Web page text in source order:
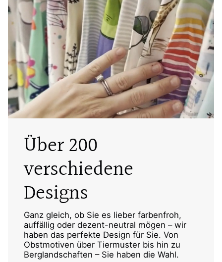
Über 200
verschiedene
Designs
Ganz gleich, ob Sie es lieber farbenfroh,
auffällig oder dezent-neutral mögen – wir
haben das perfekte Design für Sie. Von
Obstmotiven über Tiermuster bis hin zu
Berglandschaften – Sie haben die Wahl.